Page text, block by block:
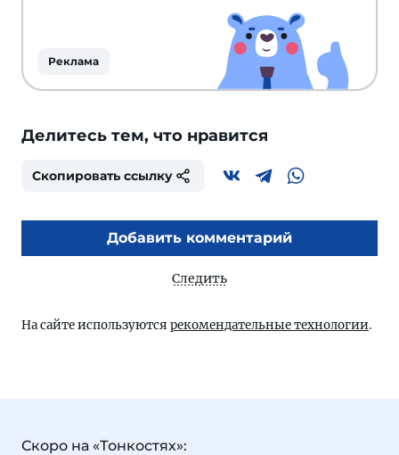
Реклама
Делитесь тем, что нравится
Скопировать ссылку
Добавить комментарий
Следить
На сайте используются рекомендательные технологии.
Скоро на «Тонкостях»: